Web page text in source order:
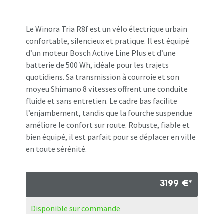
Le Winora Tria R8f est un vélo électrique urbain
confortable, silencieux et pratique. Il est équipé
d’un moteur Bosch Active Line Plus et d’une
batterie de 500 Wh, idéale pour les trajets
quotidiens. Sa transmission à courroie et son
moyeu Shimano 8 vitesses offrent une conduite
fluide et sans entretien. Le cadre bas facilite
l’enjambement, tandis que la fourche suspendue
améliore le confort sur route. Robuste, fiable et
bien équipé, il est parfait pour se déplacer en ville
en toute sérénité.
3199 €*
Disponible sur commande